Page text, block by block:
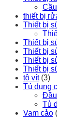
thiết bị
Thiết bị
Thiết bị
Thiết bị
Thiết bị
Thiết bị
tô vít (3)
Tủ dụng
Tủ
Vam cảo